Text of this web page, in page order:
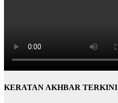
KERATAN AKHBAR TERKINI